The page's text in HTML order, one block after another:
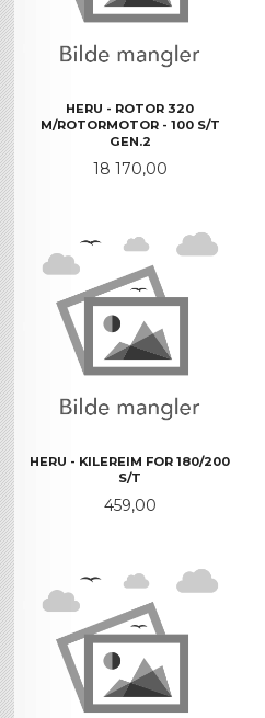
HERU - ROTOR 320
M/ROTORMOTOR - 100 S/T
GEN.2
Pris
18 170,00
HERU - KILEREIM FOR 180/200
S/T
Pris
459,00